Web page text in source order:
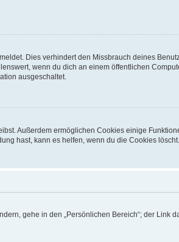
Dies verhindert den Missbrauch deines
wenn du dich an einem öffentlichen
ausgeschaltet.
Außerdem ermöglichen Cookies einige
hast, kann es helfen, wenn du die Cookies
gehe in den „Persönlichen Bereich“; der Link